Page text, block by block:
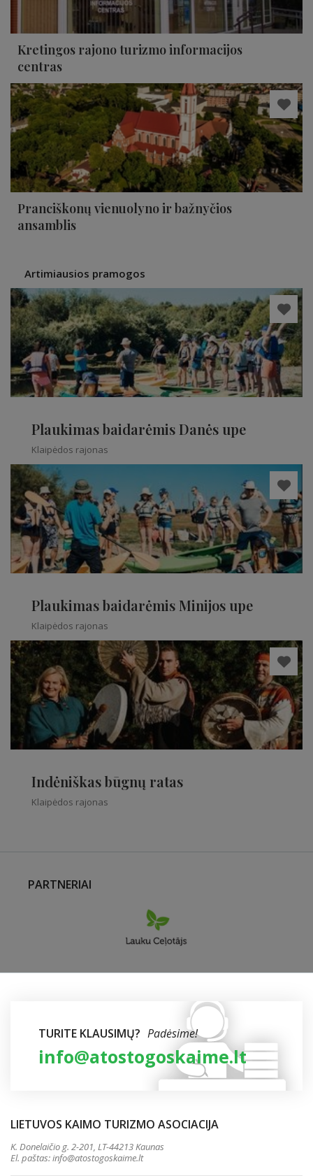
Kretingos rajono turizmo informacijos
centras
Pranciškonų vienuolyno ir bažnyčios
ansamblis
Artimiausios pramogos
Plaukimas baidarėmis Danės upe
Klaipėdos rajonas
Plaukimas baidarėmis Minijos upe
Klaipėdos rajonas
Indėniškas būgnų ratas
Klaipėdos rajonas
PARTNERIAI
TURITE KLAUSIMŲ? Padėsime!
info@atostogoskaime.lt
LIETUVOS KAIMO TURIZMO ASOCIACIJA
K. Donelaičio g. 2-201, LT-44213 Kaunas
El. paštas:info@atostogoskaime.lt